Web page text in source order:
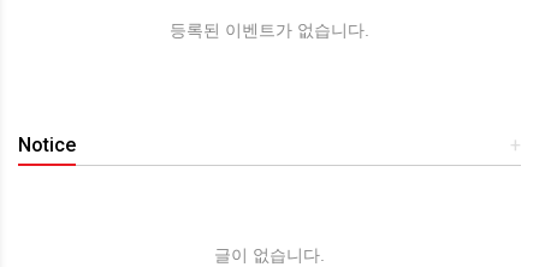
등록된 이벤트가 없습니다.
+
Notice
글이 없습니다.